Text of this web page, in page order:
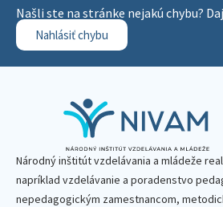
Našli ste na stránke nejakú chybu?
Nahlásiť chybu
Národný inštitút vzdelávania a mládeže
napríklad vzdelávanie a poradenstvo
nepedagogickým zamestnancom,